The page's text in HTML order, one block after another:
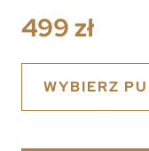
499 zł
WYBIERZ